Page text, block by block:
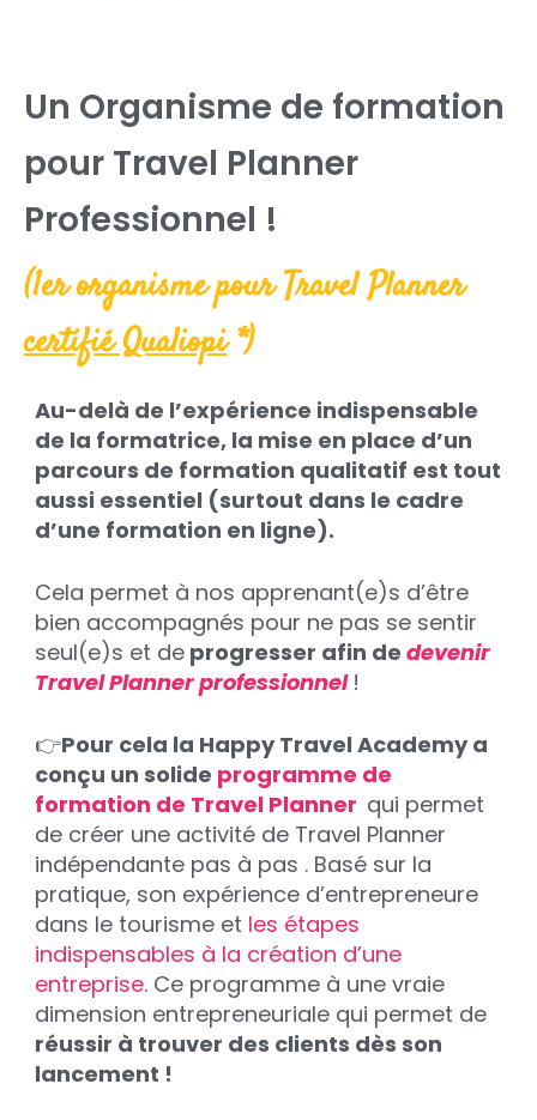
Un Organisme de formation
pour Travel Planner
Professionnel !
(1er organisme pour Travel Planner
certifié Qualiopi*)
Au-delà de l’expérience indispensable
de la formatrice, la mise en place d’un
parcours de formation qualitatif est tout
aussi essentiel (surtout dans le cadre
d’une formation en ligne).
Cela permet à nos apprenant(e)s d’être
bien accompagnés pour ne pas se sentir
seul(e)s et de progresser afin de devenir
Travel Planner professionnel !
👉Pour cela la Happy Travel Academy a
conçu un solide programme de
formation de Travel Planner qui permet
de créer une activité de Travel Planner
indépendante pas à pas . Basé sur la
pratique, son expérience d’entrepreneure
dans le tourisme et les étapes
indispensables à la création d’une
entreprise. Ce programme à une vraie
dimension entrepreneuriale qui permet de
réussir à trouver des clients dès son
lancement !